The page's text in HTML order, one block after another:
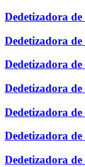
Dedetizadora
Dedetizadora
Dedetizadora
Dedetizadora
Dedetizadora
Dedetizadora
Dedetizadora